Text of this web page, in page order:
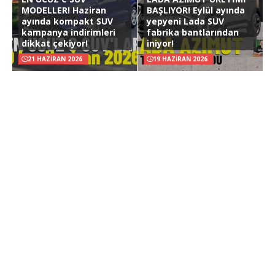
MODELLER! Haziran
ayında kompakt SUV
kampanya indirimleri
dikkat çekiyor!
21 HAZIRAN 2026
BAŞLIYOR! Eylül ayında
yepyeni Lada SUV
fabrika bantlarından
iniyor!
19 HAZIRAN 2026